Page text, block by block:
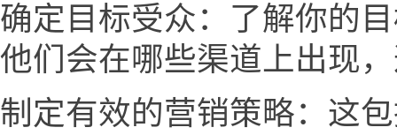
确定目标受众：了解你的
他们会在哪些渠道上出现
制定有效的营销策略：这